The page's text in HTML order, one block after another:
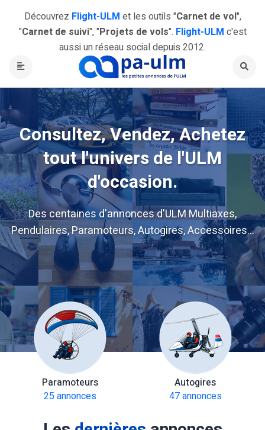
Découvrez Flight-ULM et les outils "Carnet de vol",
"Carnet de suivi", "Projets de vols". Flight-ULM c'est
aussi un réseau social depuis 2012.
Consultez, Vendez, Achetez
tout l'univers de l'ULM
d'occasion.
Des centaines d'annonces d'ULM Multiaxes,
Pendulaires, Paramoteurs, Autogires, Accessoires...
Paramoteurs
25 annonces
Autogires
47 annonces